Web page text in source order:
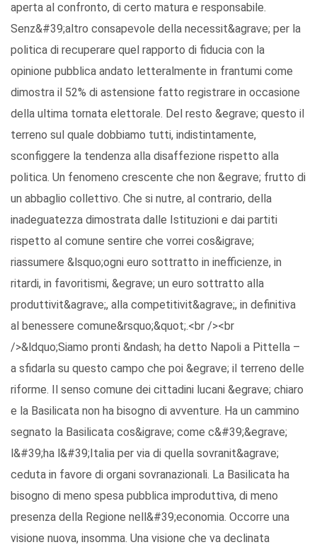
aperta al confronto, di certo matura e responsabile.
Senz&#39;altro consapevole della necessit&agrave; per la
politica di recuperare quel rapporto di fiducia con la
opinione pubblica andato letteralmente in frantumi come
dimostra il 52% di astensione fatto registrare in occasione
della ultima tornata elettorale. Del resto &egrave; questo il
terreno sul quale dobbiamo tutti, indistintamente,
sconfiggere la tendenza alla disaffezione rispetto alla
politica. Un fenomeno crescente che non &egrave; frutto di
un abbaglio collettivo. Che si nutre, al contrario, della
inadeguatezza dimostrata dalle Istituzioni e dai partiti
rispetto al comune sentire che vorrei cos&igrave;
riassumere &lsquo;ogni euro sottratto in inefficienze, in
ritardi, in favoritismi, &egrave; un euro sottratto alla
produttivit&agrave;, alla competitivit&agrave;, in definitiva
al benessere comune&rsquo;&quot;.<br /><br
/>&ldquo;Siamo pronti &ndash; ha detto Napoli a Pittella –
a sfidarla su questo campo che poi &egrave; il terreno delle
riforme. Il senso comune dei cittadini lucani &egrave; chiaro
e la Basilicata non ha bisogno di avventure. Ha un cammino
segnato la Basilicata cos&igrave; come c&#39;&egrave;
l&#39;ha l&#39;Italia per via di quella sovranit&agrave;
ceduta in favore di organi sovranazionali. La Basilicata ha
bisogno di meno spesa pubblica improduttiva, di meno
presenza della Regione nell&#39;economia. Occorre una
visione nuova, insomma. Una visione che va declinata